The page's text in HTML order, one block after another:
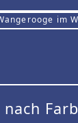
im
nach